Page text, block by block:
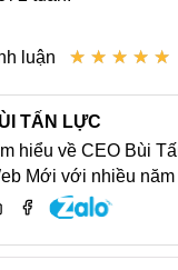
★ ★ ★ ★ ★
★ ★ ★ ★ ★
luận
TẤN LỰC
hiểu về CEO Bùi
Mới với nhiều
vực phát triển